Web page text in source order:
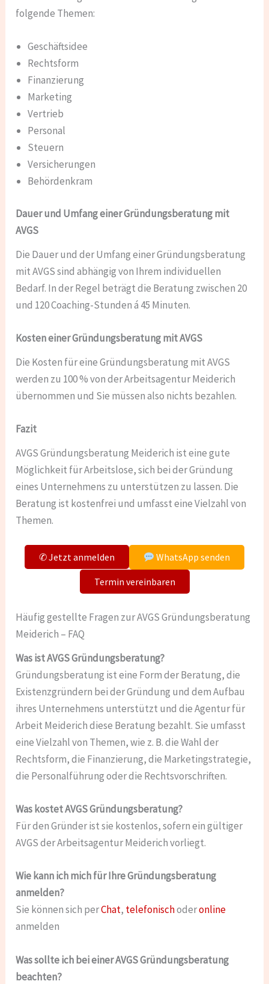
folgende Themen:
Geschäftsidee
Rechtsform
Finanzierung
Marketing
Vertrieb
Personal
Steuern
Versicherungen
Behördenkram
Dauer und Umfang einer Gründungsberatung mit
AVGS
Die Dauer und der Umfang einer Gründungsberatung
mit AVGS sind abhängig von Ihrem individuellen
Bedarf. In der Regel beträgt die Beratung zwischen 20
und 120 Coaching-Stunden á 45 Minuten.
Kosten einer Gründungsberatung mit AVGS
Die Kosten für eine Gründungsberatung mit AVGS
werden zu 100 % von der Arbeitsagentur Meiderich
übernommen und Sie müssen also nichts bezahlen.
Fazit
AVGS Gründungsberatung Meiderich ist eine gute
Möglichkeit für Arbeitslose, sich bei der Gründung
eines Unternehmens zu unterstützen zu lassen. Die
Beratung ist kostenfrei und umfasst eine Vielzahl von
Themen.
✆ Jetzt anmelden
WhatsApp senden
Termin vereinbaren
Häufig gestellte Fragen zur AVGS Gründungsberatung
Meiderich – FAQ
Was ist AVGS Gründungsberatung?
Gründungsberatung ist eine Form der Beratung, die
Existenzgründern bei der Gründung und dem Aufbau
ihres Unternehmens unterstützt und die Agentur für
Arbeit Meiderich diese Beratung bezahlt. Sie umfasst
eine Vielzahl von Themen, wie z. B. die Wahl der
Rechtsform, die Finanzierung, die Marketingstrategie,
die Personalführung oder die Rechtsvorschriften.
Was kostet AVGS Gründungsberatung?
Für den Gründer ist sie kostenlos, sofern ein gültiger
AVGS der Arbeitsagentur Meiderich vorliegt.
Wie kann ich mich für Ihre Gründungsberatung
anmelden?
Sie können sich perChat, telefonischoderonline
anmelden
Was sollte ich bei einer AVGS Gründungsberatung
beachten?